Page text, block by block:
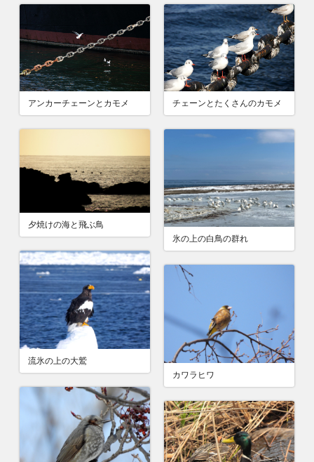
アンカーチェーンとカモメ チェーンとたくさんのカモメ
夕焼けの海と飛ぶ鳥
氷の上の白鳥の群れ
流氷の上の大鷲
カワラヒワ